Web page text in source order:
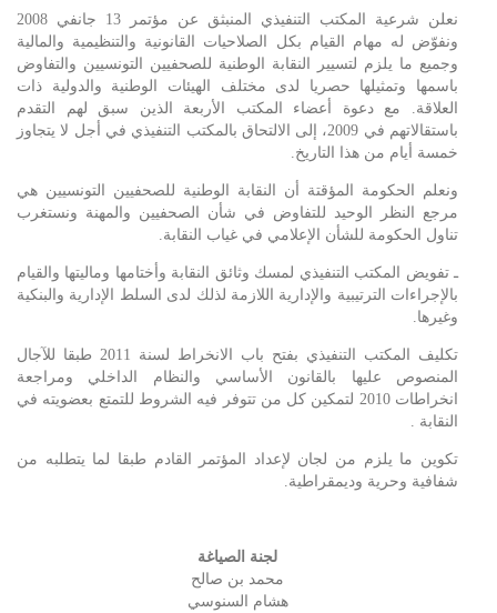
نعلن شرعية المكتب التنفيذي المنبثق عن مؤتمر 13 جانفي 2008
ونفوّض له مهام القيام بكل الصلاحيات القانونية والتنظيمية والمالية
وجميع ما يلزم لتسيير النقابة الوطنية للصحفيين التونسيين والتفاوض
باسمها وتمثيلها حصريا لدى مختلف الهيئات الوطنية والدولية ذات
العلاقة. مع دعوة أعضاء المكتب الأربعة الذين سبق لهم التقدم
باستقالاتهم في 2009، إلى الالتحاق بالمكتب التنفيذي في أجل لا يتجاوز
خمسة أيام من هذا التاريخ.
ونعلم الحكومة المؤقتة أن النقابة الوطنية للصحفيين التونسيين هي
مرجع النظر الوحيد للتفاوض في شأن الصحفيين والمهنة ونستغرب
تناول الحكومة للشأن الإعلامي في غياب النقابة.
ـ تفويض المكتب التنفيذي لمسك وثائق النقابة وأختامها وماليتها والقيام
بالإجراءات الترتيبية والإدارية اللازمة لذلك لدى السلط الإدارية والبنكية
وغيرها.
تكليف المكتب التنفيذي بفتح باب الانخراط لسنة 2011 طبقا للآجال
المنصوص عليها بالقانون الأساسي والنظام الداخلي ومراجعة
انخراطات 2010 لتمكين كل من تتوفر فيه الشروط للتمتع بعضويته في
النقابة .
تكوين ما يلزم من لجان لإعداد المؤتمر القادم طبقا لما يتطلبه من
شفافية وحرية وديمقراطية.
لجنة الصياغة
محمد بن صالح
هشام السنوسي